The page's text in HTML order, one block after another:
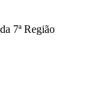
7ª Região